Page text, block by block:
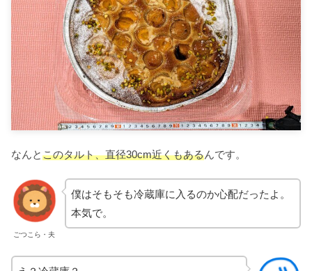
なんとこのタルト、直径30cm近くもあるんです。
ごつこら・夫
僕はそもそも冷蔵庫に入るのか心配だったよ。
本気で。